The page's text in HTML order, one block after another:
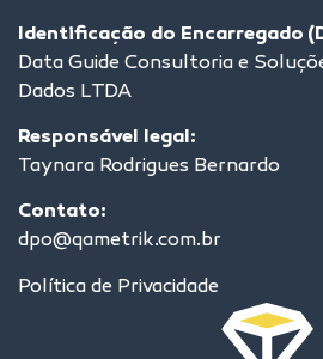
Identificação do Encarregado
Data Guide Consultoria e
Dados LTDA
Responsável legal:
Taynara Rodrigues Bernardo
Contato:
dpo@qametrik.com.br
Política de Privacidade